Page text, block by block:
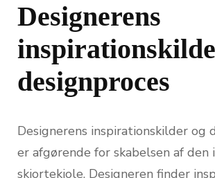
Designerens
designproces
Designerens inspirationskilder og
er afgørende for skabelsen af den
skjortekjole. Designeren finder